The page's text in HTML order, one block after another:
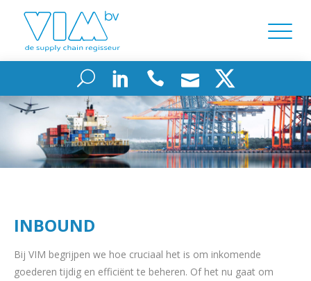
INBOUND
Bij VIM begrijpen we hoe cruciaal het is om inkomende
goederen tijdig en efficiënt te beheren. Of het nu gaat om